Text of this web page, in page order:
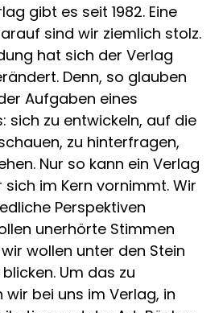
gibt es seit 1982. Eine
sind wir ziemlich stolz.
hat sich der Verlag
Denn, so glauben
Aufgaben eines
sich zu entwickeln, auf die
zu hinterfragen,
Nur so kann ein Verlag
im Kern vornimmt. Wir
Perspektiven
unerhörte Stimmen
wollen unter den Stein
Um das zu
wir bei uns im Verlag, in